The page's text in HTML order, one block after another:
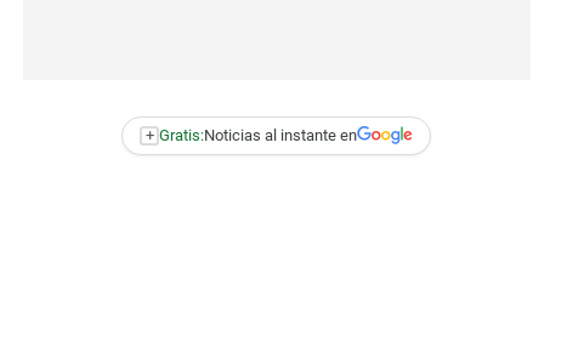
+ Gratis:Noticias al instante en